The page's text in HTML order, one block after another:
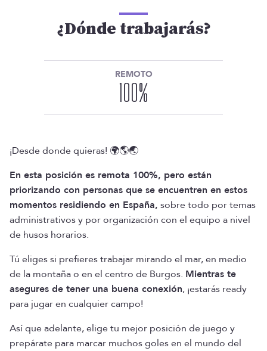
¿Dónde trabajarás?
REMOTO
100%
¡Desde donde quieras! 🌍🌎🌏
En esta posición es remota 100%, pero están
priorizando con personas que se encuentren en estos
momentos residiendo en España, sobre todo por temas
administrativos y por organización con el equipo a nivel
de husos horarios.
Tú eliges si prefieres trabajar mirando el mar, en medio
de la montaña o en el centro de Burgos. Mientras te
asegures de tener una buena conexión, ¡estarás ready
para jugar en cualquier campo!
Así que adelante, elige tu mejor posición de juego y
prepárate para marcar muchos goles en el mundo del